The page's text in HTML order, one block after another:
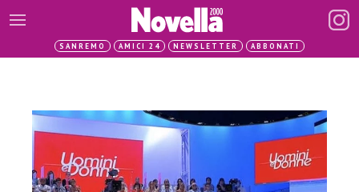
SANREMO AMICI 24 NEWSLETTER ABBONATI